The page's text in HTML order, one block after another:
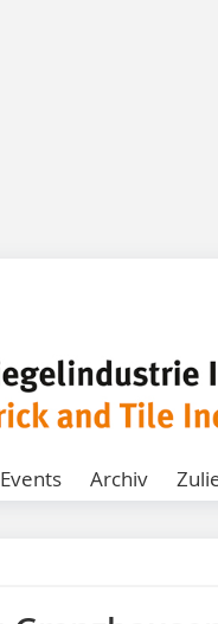
Events Archiv